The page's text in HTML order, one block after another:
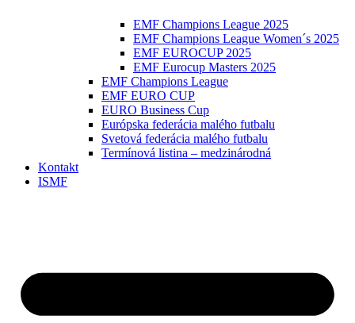
EMF Champions League 2025
EMF Champions League Women´s 2025
EMF EUROCUP 2025
EMF Eurocup Masters 2025
EMF Champions League
EMF EURO CUP
EURO Business Cup
Európska federácia malého futbalu
Svetová federácia malého futbalu
Termínová listina – medzinárodná
Kontakt
ISMF